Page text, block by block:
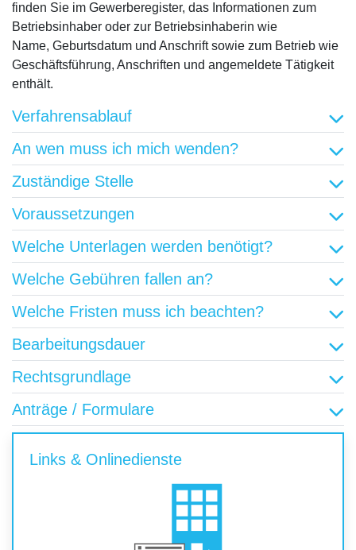
finden Sie im Gewerberegister, das Informationen zum
Betriebsinhaber oder zur Betriebsinhaberin wie
Name, Geburtsdatum und Anschrift sowie zum Betrieb wie
Geschäftsführung, Anschriften und angemeldete Tätigkeit
enthält.
Verfahrensablauf
An wen muss ich mich wenden?
Zuständige Stelle
Voraussetzungen
Welche Unterlagen werden benötigt?
Welche Gebühren fallen an?
Welche Fristen muss ich beachten?
Bearbeitungsdauer
Rechtsgrundlage
Anträge / Formulare
Links & Onlinedienste